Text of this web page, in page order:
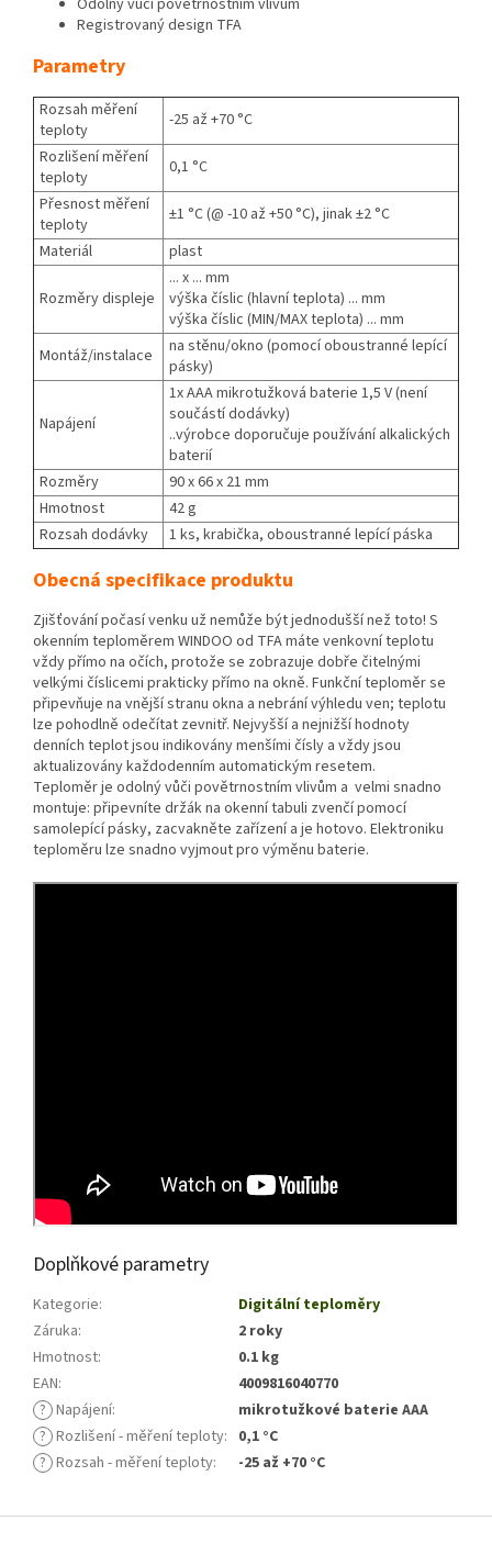
Registrovaný design TFA
Parametry
Rozsah měření
teploty
-25 až +70 °C
Rozlišení měření
teploty
0,1 °C
Přesnost měření
teploty
±​1 °C (@ -10 až +50 °C), jinak ±​2 °C
Materiál
plast
Rozměry displeje
... x ... mm
výška číslic (hlavní teplota) ... mm
výška číslic (MIN/MAX teplota) ... mm
Montáž/instalace
na stěnu/okno (pomocí oboustranné lepící
pásky)
Napájení
1x AAA mikrotužková baterie 1,5 V (není
součástí dodávky)
..výrobce doporučuje používání alkalických
baterií
Rozměry
90 x 66 x 21 mm
Hmotnost
42 g
Rozsah dodávky
1 ks, krabička, oboustranné lepící páska
Obecná specifikace produktu
Zjišťování počasí venku už nemůže být jednodušší než toto! S
okenním teploměrem WINDOO od TFA máte venkovní teplotu
vždy přímo na očích, protože se zobrazuje dobře čitelnými
velkými číslicemi prakticky přímo na okně. Funkční teploměr se
připevňuje na vnější stranu okna a nebrání výhledu ven; teplotu
lze pohodlně odečítat zevnitř. Nejvyšší a nejnižší hodnoty
denních teplot jsou indikovány menšími čísly a vždy jsou
aktualizovány každodenním automatickým resetem.
Teploměr je odolný vůči povětrnostním vlivům a velmi snadno
montuje: připevníte držák na okenní tabuli zvenčí pomocí
samolepící pásky, zacvakněte zařízení a je hotovo. Elektroniku
teploměru lze snadno vyjmout pro výměnu baterie.
Doplňkové parametry
Kategorie:
Digitální teploměry
Záruka:
2 roky
Hmotnost:
0.1 kg
EAN:
4009816040770
? Napájení:
mikrotužkové baterie AAA
? Rozlišení - měření teploty: 0,1 °C
? Rozsah - měření teploty: -25 až +70 °C
Z